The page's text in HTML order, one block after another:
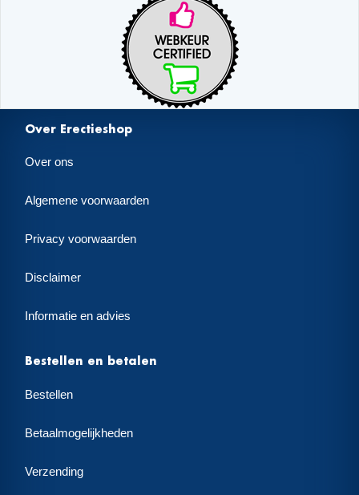
Over Erectieshop
Over ons
Algemene voorwaarden
Privacy voorwaarden
Disclaimer
Informatie en advies
Bestellen en betalen
Bestellen
Betaalmogelijkheden
Verzending